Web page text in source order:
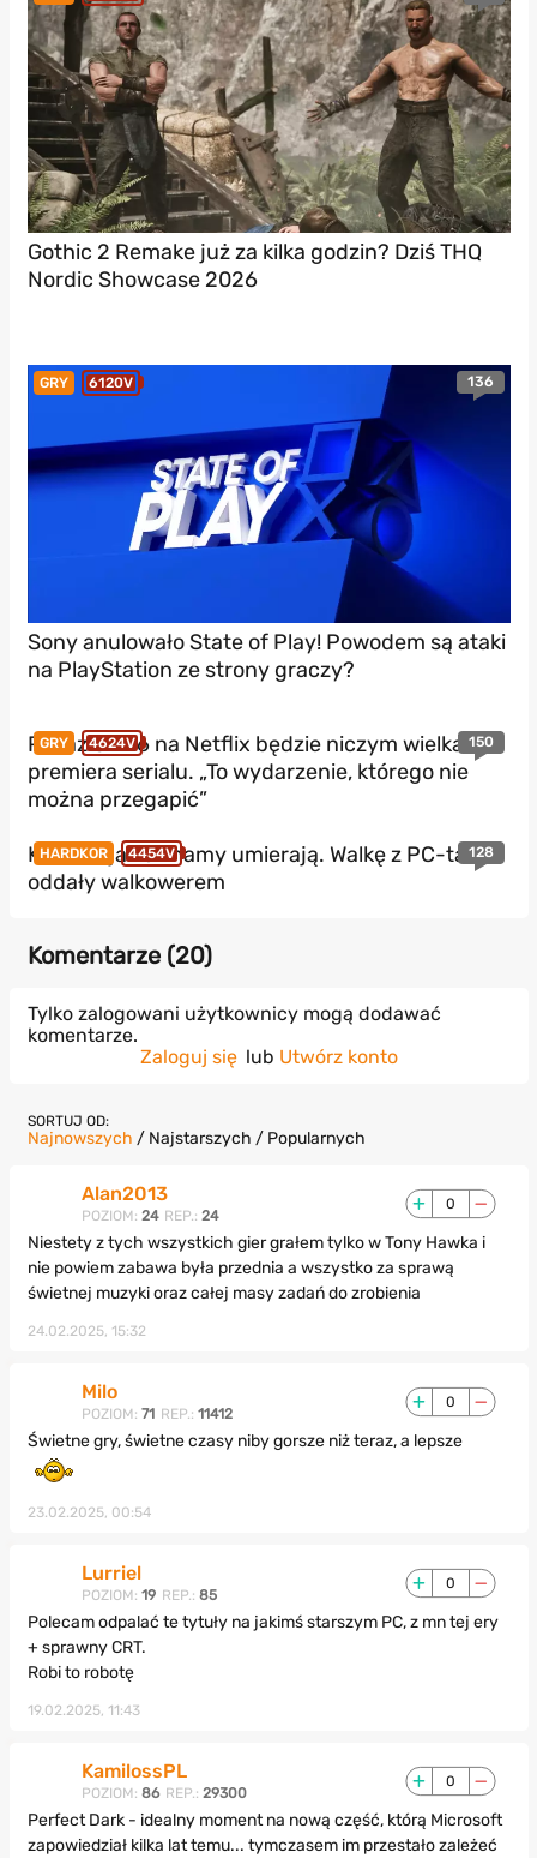
Gothic 2 Remake już za kilka godzin? Dziś THQ
Nordic Showcase 2026
GRY 6120V 136
Sony anulowało State of Play! Powodem są ataki
na PlayStation ze strony graczy?
GRY 4624V 150
Pokaz GTA 6 na Netflix będzie niczym wielka
premiera serialu. „To wydarzenie, którego nie
można przegapić”
HARDKOR 4454V 128
Konsole jakie znamy umierają. Walkę z PC-tami
oddały walkowerem
Komentarze (20)
Tylko zalogowani użytkownicy mogą dodawać
komentarze.
Zaloguj się lub Utwórz konto
SORTUJ OD:
Najnowszych / Najstarszych / Popularnych
Alan2013
POZIOM: 24 REP.: 24
0
Niestety z tych wszystkich gier grałem tylko w Tony Hawka i
nie powiem zabawa była przednia a wszystko za sprawą
świetnej muzyki oraz całej masy zadań do zrobienia
24.02.2025, 15:32
Milo
POZIOM: 71 REP.: 11412
0
Świetne gry, świetne czasy niby gorsze niż teraz, a lepsze
23.02.2025, 00:54
Lurriel
POZIOM: 19 REP.: 85
0
Polecam odpalać te tytuły na jakimś starszym PC, z mn tej ery
+ sprawny CRT.
Robi to robotę
19.02.2025, 11:43
KamilossPL
POZIOM: 86 REP.: 29300
0
Perfect Dark - idealny moment na nową część, którą Microsoft
zapowiedział kilka lat temu... tymczasem im przestało zależeć